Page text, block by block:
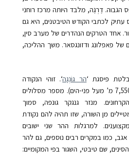
הגבוה. דֶרְגֶה, מלבד היותה מרכז רוחני
לכתבי הקודש הטיבטנים, היא גם
אחד הטרקים הנהדרים של מערב סין,
של פאפלונג ודזונגסאר. משך ההליכה,
פיסגת ‘הר גוֹנְגָה‘. זוהי הנקודה
מ’ מעל פני-הים). מספר מסלולים
מנזר גנגקר גונפה, סמוך
מן השורה, שזו תהיה להם נקודת
למרגלות ההר שני ישובים
אגב, כמו במקרים רבים נוספים, גם להר
שם טיבטי, השגור בפי המקומיים: